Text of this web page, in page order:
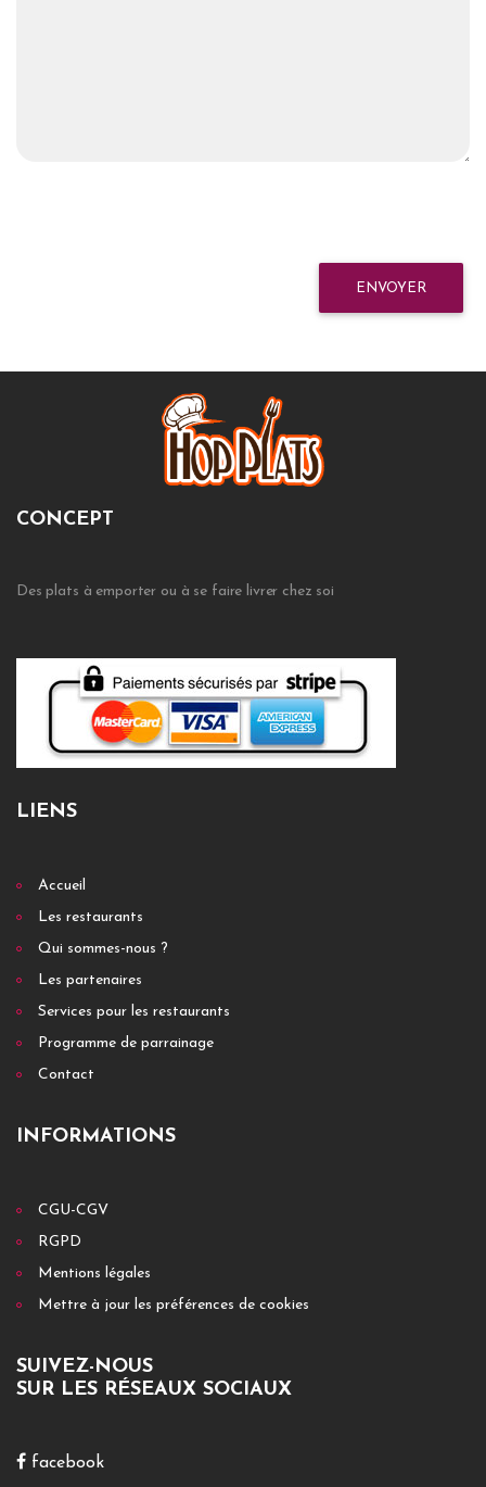
ENVOYER
CONCEPT
Des plats à emporter ou à se faire livrer chez soi
LIENS
Accueil
Les restaurants
Qui sommes-nous ?
Les partenaires
Services pour les restaurants
Programme de parrainage
Contact
INFORMATIONS
CGU-CGV
RGPD
Mentions légales
Mettre à jour les préférences de cookies
SUIVEZ-NOUS
SUR LES RÉSEAUX SOCIAUX
facebook